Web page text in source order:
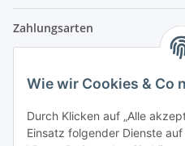
Wie wir Cookies & Co
Durch Klicken auf „Alle
Einsatz folgender Dienste
Zahlungsarten
Versandpartner
Partner